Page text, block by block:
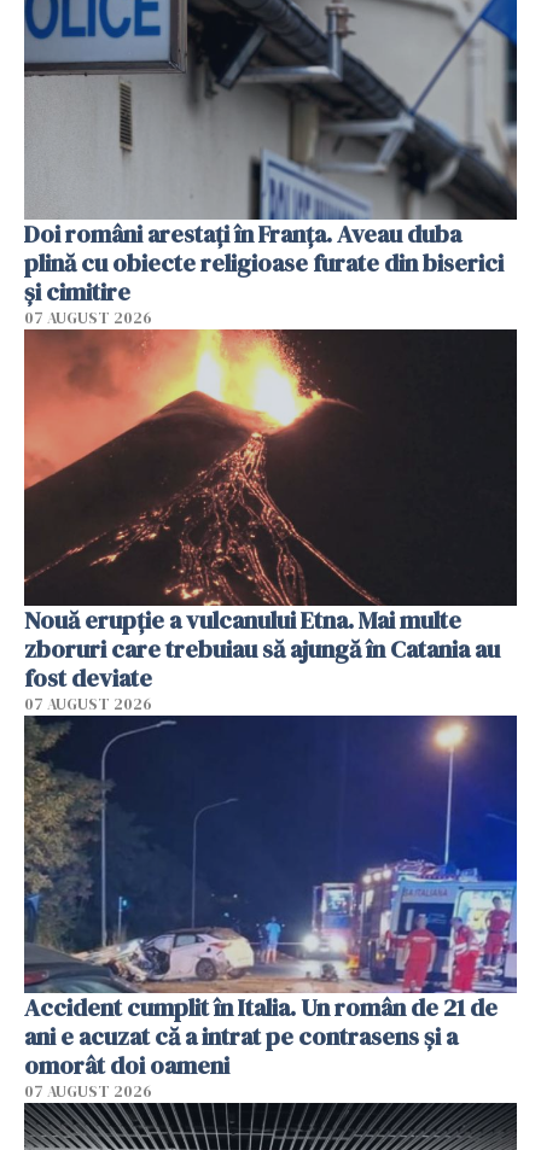
Doi români arestați în Franța. Aveau duba
plină cu obiecte religioase furate din biserici
și cimitire
07 AUGUST 2026
Nouă erupție a vulcanului Etna. Mai multe
zboruri care trebuiau să ajungă în Catania au
fost deviate
07 AUGUST 2026
Accident cumplit în Italia. Un român de 21 de
ani e acuzat că a intrat pe contrasens și a
omorât doi oameni
07 AUGUST 2026